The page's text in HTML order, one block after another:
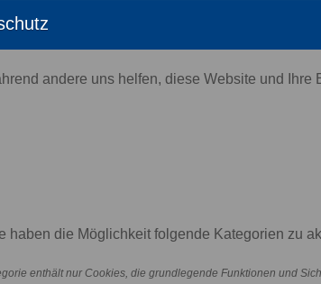
andere uns helfen, diese Website und
die Möglichkeit folgende Kategorien zu
enthält nur Cookies, die grundlegende Funktionen und